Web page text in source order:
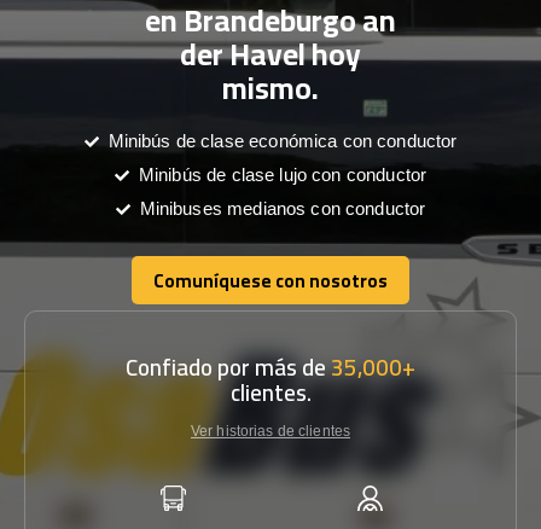
en Brandeburgo an
der Havel hoy
mismo.
Minibús de clase económica con conductor
Minibús de clase lujo con conductor
Minibuses medianos con conductor
Comuníquese con nosotros
Comuníquese con nosotros
Confiado por más de35,000+
clientes.
Ver historias de clientes